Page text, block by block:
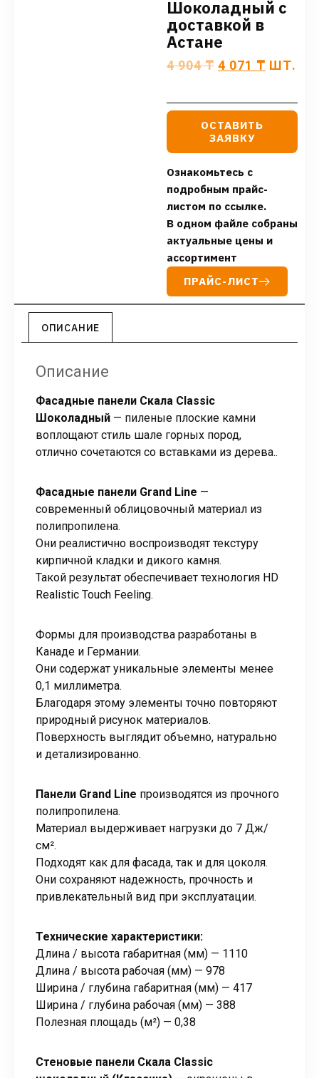
Шоколадный с
доставкой в
Астане
4 904₸ 4 071 ₸ ШТ.
ОСТАВИТЬ
ЗАЯВКУ
Ознакомьтесь с
подробным прайс-
листом по ссылке.
В одном файле собраны
актуальные цены и
ассортимент
ПРАЙС-ЛИСТ
ОПИСАНИЕ
Описание
Фасадные панели Скала Classic
Шоколадный — пиленые плоские камни
воплощают стиль шале горных пород,
отлично сочетаются со вставками из дерева..
Фасадные панели Grand Line —
современный облицовочный материал из
полипропилена.
Они реалистично воспроизводят текстуру
кирпичной кладки и дикого камня.
Такой результат обеспечивает технология HD
Realistic Touch Feeling.
Формы для производства разработаны в
Канаде и Германии.
Они содержат уникальные элементы менее
0,1 миллиметра.
Благодаря этому элементы точно повторяют
природный рисунок материалов.
Поверхность выглядит объемно, натурально
и детализированно.
Панели Grand Line производятся из прочного
полипропилена.
Материал выдерживает нагрузки до 7 Дж/
см².
Подходят как для фасада, так и для цоколя.
Они сохраняют надежность, прочность и
привлекательный вид при эксплуатации.
Технические характеристики:
Длина / высота габаритная (мм) — 1110
Длина / высота рабочая (мм) — 978
Ширина / глубина габаритная (мм) — 417
Ширина / глубина рабочая (мм) — 388
Полезная площадь (м²) — 0,38
Стеновые панели Скала Classic